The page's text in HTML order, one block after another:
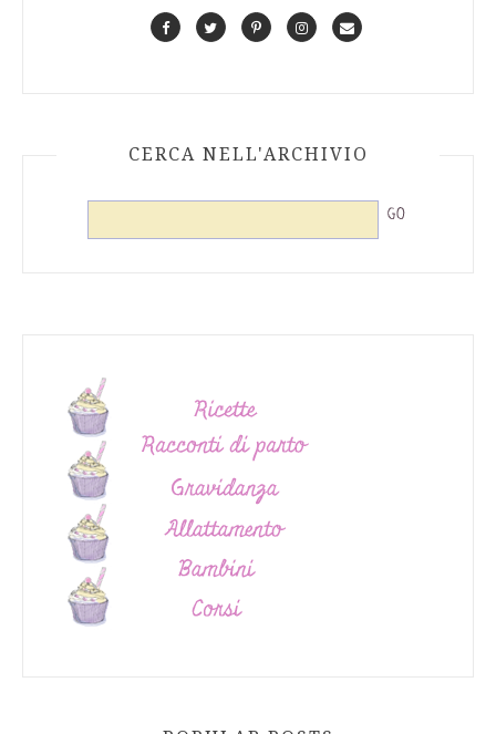
F
o
T
r
P
e
I
r
C
t
CERCA NELL'ARCHIVIO